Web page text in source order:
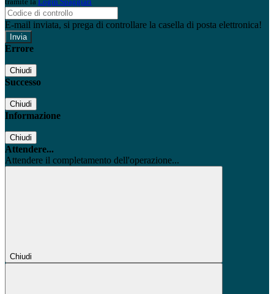
E-mail inviata, si prega di controllare la casella di posta elettronica!
Errore
Chiudi
Successo
Chiudi
Informazione
Chiudi
Attendere...
Attendere il completamento dell'operazione...
Chiudi